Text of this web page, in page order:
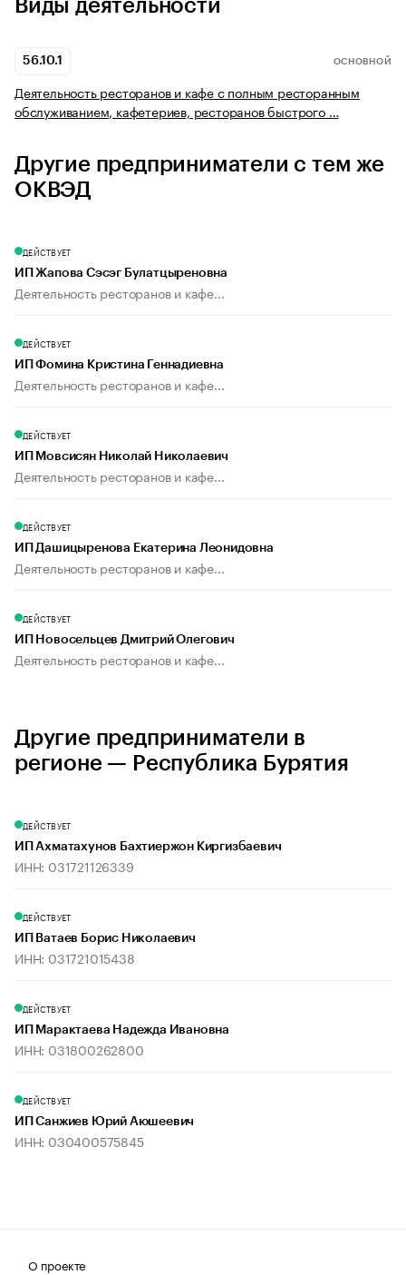
Виды деятельности
56.10.1 ОСНОВНОЙ
Деятельность ресторанов и кафе с полным ресторанным
обслуживанием, кафетериев, ресторанов быстрого …
Другие предприниматели с тем же
ОКВЭД
ДЕЙСТВУЕТ
ИП Жапова Сэсэг Булатцыреновна
Деятельность ресторанов и кафе...
ДЕЙСТВУЕТ
ИП Фомина Кристина Геннадиевна
Деятельность ресторанов и кафе...
ДЕЙСТВУЕТ
ИП Мовсисян Николай Николаевич
Деятельность ресторанов и кафе...
ДЕЙСТВУЕТ
ИП Дашицыренова Екатерина Леонидовна
Деятельность ресторанов и кафе...
ДЕЙСТВУЕТ
ИП Новосельцев Дмитрий Олегович
Деятельность ресторанов и кафе...
Другие предприниматели в
регионе — Республика Бурятия
ДЕЙСТВУЕТ
ИП Ахматахунов Бахтиержон Киргизбаевич
ИНН: 031721126339
ДЕЙСТВУЕТ
ИП Ватаев Борис Николаевич
ИНН: 031721015438
ДЕЙСТВУЕТ
ИП Марактаева Надежда Ивановна
ИНН: 031800262800
ДЕЙСТВУЕТ
ИП Санжиев Юрий Аюшеевич
ИНН: 030400575845
О проекте